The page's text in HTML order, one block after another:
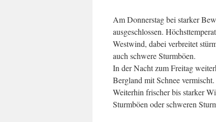
Am Donnerstag bei starker
ausgeschlossen.
Westwind, dabei verbreitet
auch schwere Sturmböen.
In der Nacht zum Freitag
Bergland mit Schnee
Weiterhin frischer bis starker
Sturmböen oder schweren